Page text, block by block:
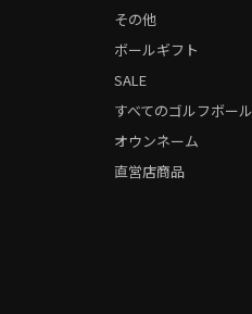
オウンネーム
直営店商品
その他
ボールギフト
SALE
すべてのゴルフボール